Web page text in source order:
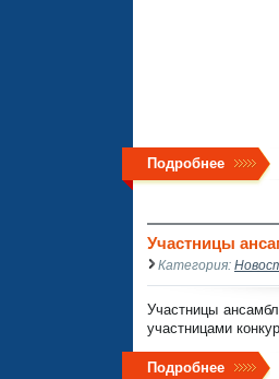
Подробнее
Участницы
Категория:
Участницы
участницами
Подробнее